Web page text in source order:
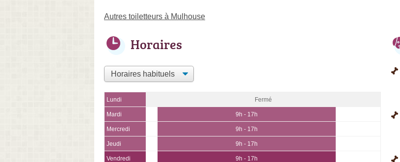
Autres toiletteurs à Mulhouse
Horaires
Lundi Fermé
Mardi 9h - 17h
Mercredi 9h - 17h
Jeudi 9h - 17h
Vendredi 9h - 17h